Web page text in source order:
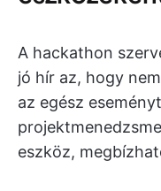
A hackathon
jó hír az, hogy
az egész
eszköz,